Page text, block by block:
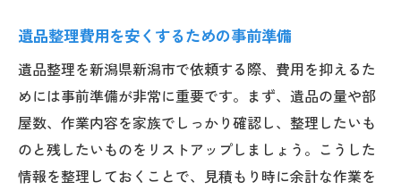
遺品整理費用を安くするための事前準備
遺品整理を新潟県新潟市で依頼する際、費用を抑えるた
めには事前準備が非常に重要です。まず、遺品の量や部
屋数、作業内容を家族でしっかり確認し、整理したいも
のと残したいものをリストアップしましょう。こうした
情報を整理しておくことで、見積もり時に余計な作業を